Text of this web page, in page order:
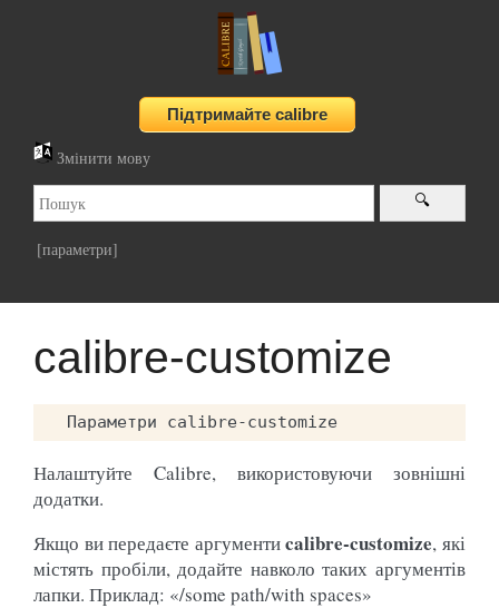
Змінити мову
[параметри]
calibre-customize
Налаштуйте Calibre, використовуючи зовнішні
додатки.
Якщо ви передаєте аргументиcalibre-customize, які
містять пробіли, додайте навколо таких аргументів
лапки. Приклад: «/some path/with spaces»